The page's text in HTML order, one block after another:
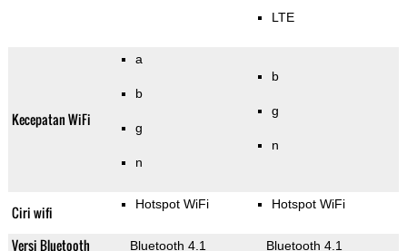
LTE
Kecepatan WiFi
a
b
g
n
b
g
n
Ciri wifi Hotspot WiFi Hotspot WiFi
Versi Bluetooth Bluetooth 4.1 Bluetooth 4.1